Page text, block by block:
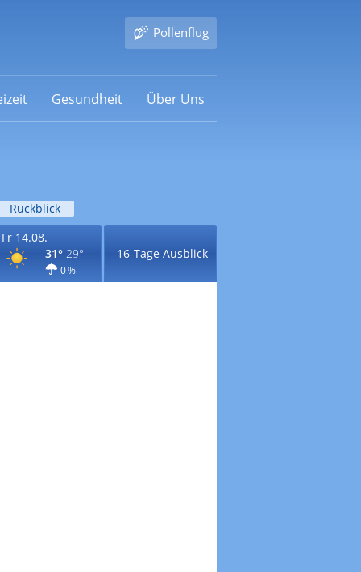
Pollenflug
Gesundheit Über Uns
Rückblick
Fr 14.08.
31° 29°
0 %
16-Tage Ausblick